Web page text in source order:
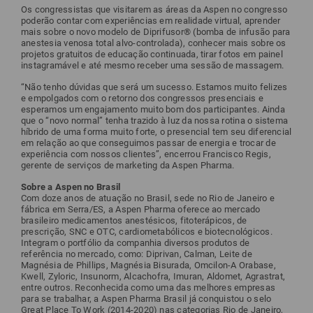
Os congressistas que visitarem as áreas da Aspen no congresso
poderão contar com experiências em realidade virtual, aprender
mais sobre o novo modelo de Diprifusor® (bomba de infusão para
anestesia venosa total alvo-controlada), conhecer mais sobre os
projetos gratuitos de educação continuada, tirar fotos em painel
instagramável e até mesmo receber uma sessão de massagem.
“Não tenho dúvidas que será um sucesso. Estamos muito felizes
e empolgados com o retorno dos congressos presenciais e
esperamos um engajamento muito bom dos participantes. Ainda
que o “novo normal” tenha trazido à luz da nossa rotina o sistema
híbrido de uma forma muito forte, o presencial tem seu diferencial
em relação ao que conseguimos passar de energia e trocar de
experiência com nossos clientes”, encerrou Francisco Regis,
gerente de serviços de marketing da Aspen Pharma.
Sobre a Aspen no Brasil
Com doze anos de atuação no Brasil, sede no Rio de Janeiro e
fábrica em Serra/ES, a Aspen Pharma oferece ao mercado
brasileiro medicamentos anestésicos, fitoterápicos, de
prescrição, SNC e OTC, cardiometabólicos e biotecnológicos.
Integram o portfólio da companhia diversos produtos de
referência no mercado, como: Diprivan, Calman, Leite de
Magnésia de Phillips, Magnésia Bisurada, Omcilon-A Orabase,
Kwell, Zyloric, Insunorm, Alcachofra, Imuran, Aldomet, Agrastrat,
entre outros. Reconhecida como uma das melhores empresas
para se trabalhar, a Aspen Pharma Brasil já conquistou o selo
Great Place To Work (2014-2020) nas categorias Rio de Janeiro,